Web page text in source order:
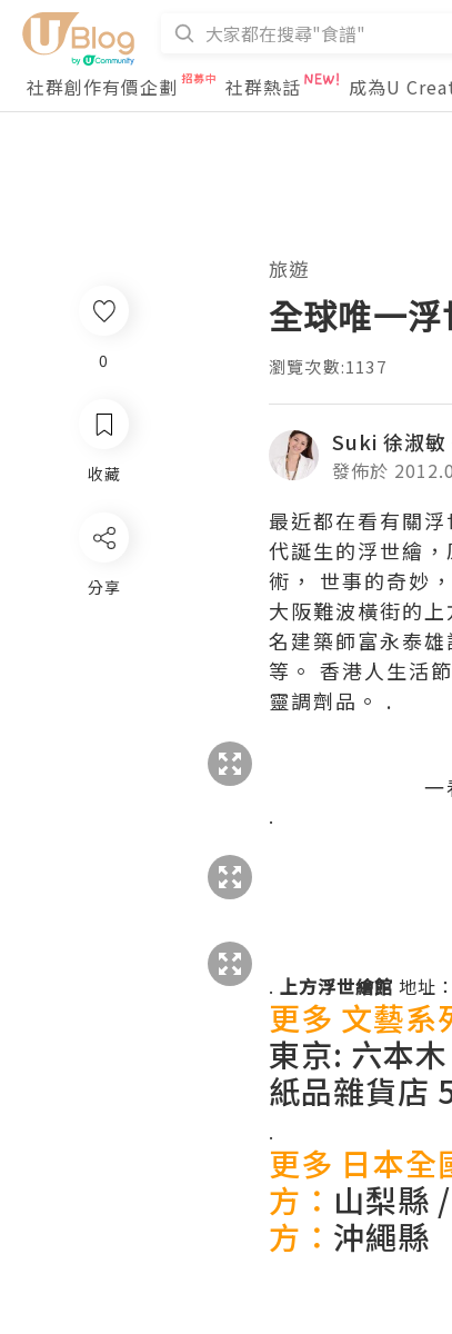
社群創作有價企劃
社群熱話 成為U
旅遊
全球唯一
瀏覽次數:1137
Suki 徐淑
發佈於
最近都在看有關
代誕生的浮世繪
術， 世事的奇妙
大阪難波橫街的
名建築師富永泰
等。 香港人生活
靈調劑品。 .
一
.
. 上方浮世繪館 地址
更多 文藝系
東京: 六本
紙品雜貨店
.
更多 日本全
方： 山梨縣 /
方： 沖繩縣
0
收藏
分享